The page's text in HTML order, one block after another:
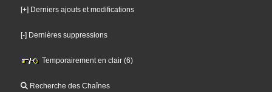
[+] Derniers ajouts et modifications
[-] Dernières suppressions
Temporairement en clair (6)
Recherche des Chaînes